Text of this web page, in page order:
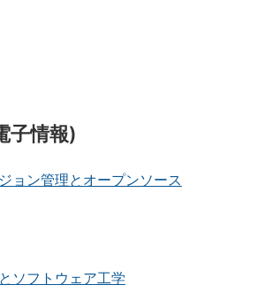
子情報)
ョン管理とオープンソース
ソフトウェア工学